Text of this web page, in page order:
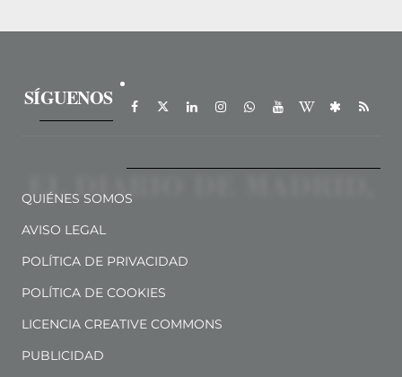
SÍGUENOS
QUIÉNES SOMOS
AVISO LEGAL
POLÍTICA DE PRIVACIDAD
POLÍTICA DE COOKIES
LICENCIA CREATIVE COMMONS
PUBLICIDAD